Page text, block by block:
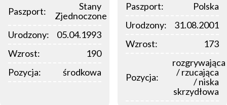
Paszport:
Stany
Zjednoczone
Urodzony:
05.04.1993
Wzrost:
190
Pozycja:
środkowa
Paszport:
Polska
Urodzony:
31.08.2001
Wzrost:
173
Pozycja:
rozgrywająca
/ rzucająca
/ niska
skrzydłowa